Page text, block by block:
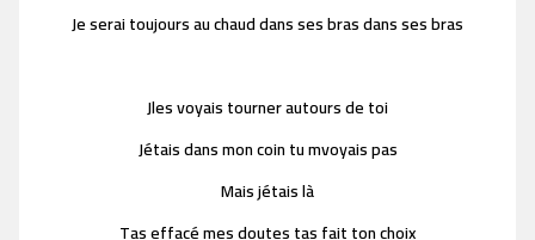
Je serai toujours au chaud dans ses bras dans ses bras
Jles voyais tourner autours de toi
Jétais dans mon coin tu mvoyais pas
Mais jétais là
Tas effacé mes doutes tas fait ton choix